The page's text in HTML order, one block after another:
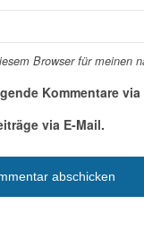
Browser für meinen
Kommentare via
via E-Mail.